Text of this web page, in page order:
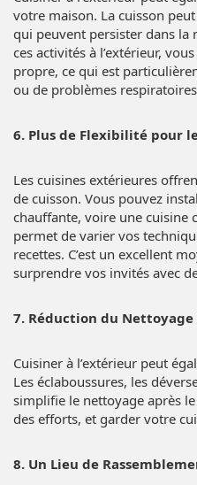
votre maison. La cuisson
qui peuvent persister dans la
ces activités à l’extérieur,
propre, ce qui est
ou de problèmes
6. Plus de Flexibilité pour
Les cuisines extérieures
de cuisson. Vous pouvez
chauffante, voire une cuisine
permet de varier vos
recettes. C’est un excellent
surprendre vos invités avec
7. Réduction du
Cuisiner à l’extérieur peut
Les éclaboussures, les
simplifie le nettoyage après
des efforts, et garder votre
8. Un Lieu de